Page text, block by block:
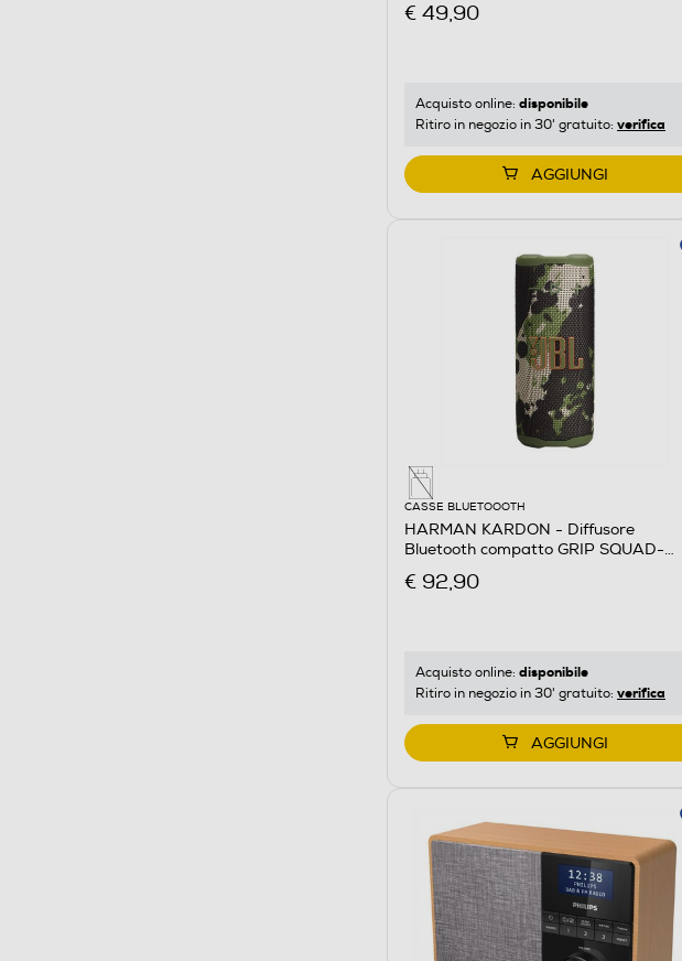
€ 49,90
Acquisto online: disponibile
Ritiro in negozio in 30' gratuito: verifica
AGGIUNGI
CASSE BLUETOOOTH
HARMAN KARDON - Diffusore
Bluetooth compatto GRIP SQUAD-
€ 92,90
Acquisto online: disponibile
Ritiro in negozio in 30' gratuito: verifica
AGGIUNGI